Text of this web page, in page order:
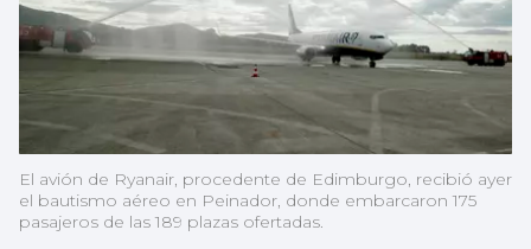
El avión de Ryanair, procedente de Edimburgo, recibió ayer
el bautismo aéreo en Peinador, donde embarcaron 175
pasajeros de las 189 plazas ofertadas.